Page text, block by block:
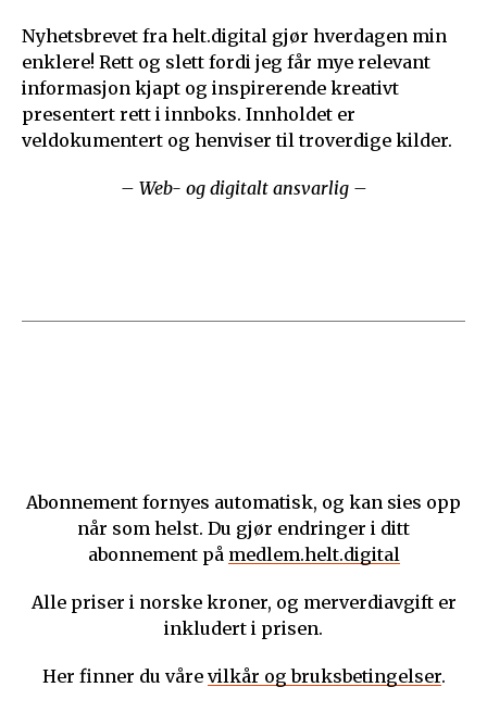
Nyhetsbrevet fra helt.digital gjør hverdagen min
enklere! Rett og slett fordi jeg får mye relevant
informasjon kjapt og inspirerende kreativt
presentert rett i innboks. Innholdet er
veldokumentert og henviser til troverdige kilder.
– Web- og digitalt ansvarlig –
Abonnement fornyes automatisk, og kan sies opp
når som helst. Du gjør endringer i ditt
abonnement på medlem.helt.digital
Alle priser i norske kroner, og merverdiavgift er
inkludert i prisen.
Her finner du våre vilkår og bruksbetingelser.